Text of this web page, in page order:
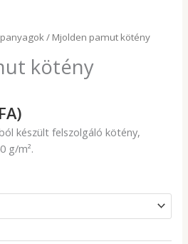
/ Mjolden pamut kötény
kötény
készült felszolgáló kötény,
g/m².